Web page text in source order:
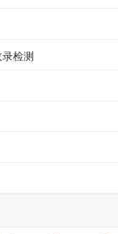
检测